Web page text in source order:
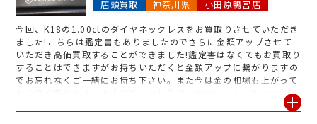
いただける金額でお買取することができ大変嬉しく思います。近年
生前整理や、断捨離、ミニマリストが流行りお持ち込みが増えてお
ります。ジュエルカフェ小田原鴨宮店では貴金属、ブランド品、ブ
ランド時計、記念硬貨、商品券、テレカ、ハガキ、切手、お着物、
コスメ、お酒など幅広くお買取しております。まずはお見積りだけ
でも大歓迎です。査定・お見積りは完全無料です。一点でもおまと
めのお持込みも大歓迎です。 ダイヤモンドは実験で確かめられてい
る中では天然で最も硬いと言われています。光を透過し熱伝導が非
常に高く熱を通しません。ところが衝撃に対しては弱くハンマーな
店頭買取 神奈川県 小田原鴨宮店
今回、K18の1.00ctのダイヤネックレスをお買取りさせていただき
ました!こちらは鑑定書もありましたのでさらに金額アップさせて
いただき高価買取することができました!鑑定書はなくてもお買取り
することはできますがお持ちいただくと金額アップに繋がりますの
でお忘れなくご一緒にお持ち下さい。また今は金の相場も上がって
おり高く売れます。まずはどんなお品物なのかジュエルカフェ小田
原鴨宮店へお持ち下さいませ!査定やお見積りは無料で行っておりま